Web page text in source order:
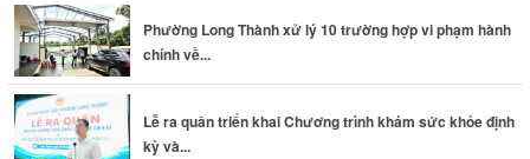
Phường Long Thành xử lý 10 trường hợp vi phạm hành
chính về...
Lễ ra quân triển khai Chương trình khám sức khỏe định
kỳ và...